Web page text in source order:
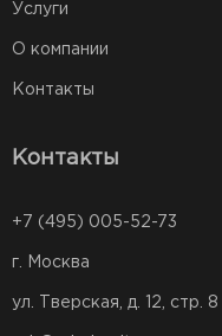
Услуги
О компании
Контакты
Контакты
+7 (495) 005-52-73
г. Москва
ул. Тверская, д. 12, стр. 8